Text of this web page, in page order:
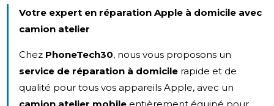
Votre expert en réparation Apple à domicile avec
camion atelier
Chez PhoneTech30, nous vous proposons un
service de réparation à domicile rapide et de
qualité pour tous vos appareils Apple, avec un